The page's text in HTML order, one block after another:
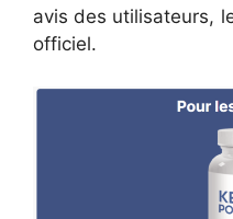
avis des utilisateurs,
officiel.